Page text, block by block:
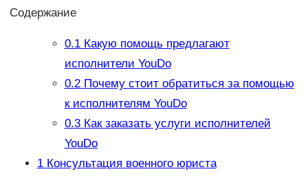
Содержание
0.1Какую помощь предлагают
исполнители YouDo
0.2Почему стоит обратиться за помощью
к исполнителям YouDo
0.3Как заказать услуги исполнителей
YouDo
1Консультация военного юриста